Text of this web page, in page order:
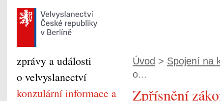
Úvod > Spojení na
o...
Zpřísnění
zprávy a události
o velvyslanectví
konzulární informace a